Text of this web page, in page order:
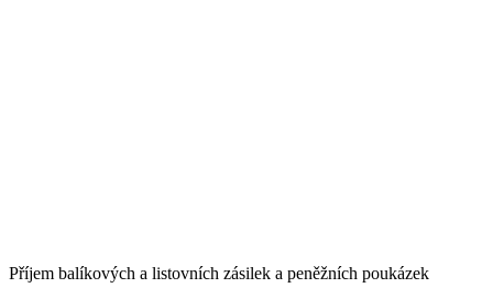
Příjem balíkových a listovních zásilek a peněžních poukázek